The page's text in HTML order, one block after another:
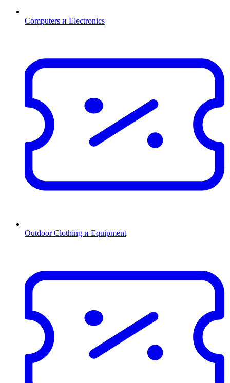
Computers и Electronics
Outdoor Clothing и Equipment